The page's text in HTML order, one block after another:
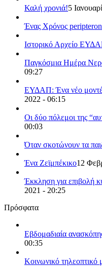
Καλή χρονιά!5
Ένας Χρόνος
Ιστορικό Αρχείο
Παγκόσμια Ημέρα
09:27
ΕΥΔΑΠ: Ένα νέο
2022 - 06:15
Οι δύο πόλεμοι της
00:03
Όταν σκοτώνουν τα
Ένα Ζεϊμπέκικο12
Έκκληση για επιβολή
2021 - 20:25
Πρόσφατα
Εβδομαδιαία
00:35
Κοινωνικό τηλεοπτικό